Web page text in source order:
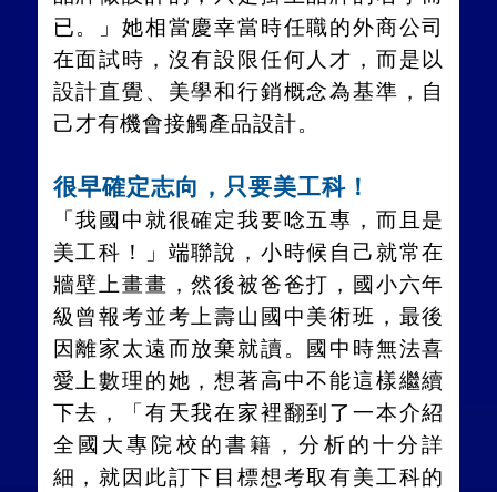
已。」她相當慶幸當時任職的外商公司
在面試時，沒有設限任何人才，而是以
設計直覺、美學和行銷概念為基準，自
己才有機會接觸產品設計。
很早確定志向，只要美工科！
「我國中就很確定我要唸五專，而且是
美工科！」端聯說，小時候自己就常在
牆壁上畫畫，然後被爸爸打，國小六年
級曾報考並考上壽山國中美術班，最後
因離家太遠而放棄就讀。國中時無法喜
愛上數理的她，想著高中不能這樣繼續
下去，「有天我在家裡翻到了一本介紹
全國大專院校的書籍，分析的十分詳
細，就因此訂下目標想考取有美工科的